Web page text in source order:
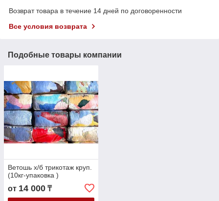
Возврат товара в течение 14 дней по договоренности
Все условия возврата
Подобные товары компании
Ветошь х/б трикотаж круп.
(10кг-упаковка )
от 14 000 ₸